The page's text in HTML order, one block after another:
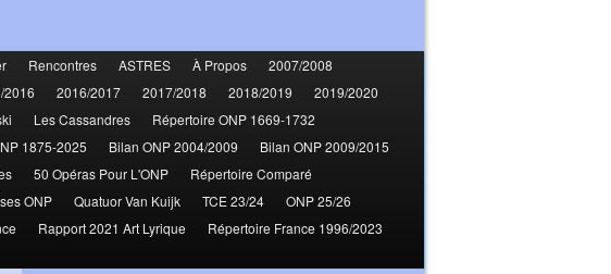
Rencontres ASTRES À Propos
2007/2008
2016 2016/2017 2017/2018 2018/2019
2019/2020
Les Cassandres
Répertoire ONP 1669-1732
1875-2025 Bilan ONP 2004/2009
Bilan ONP 2009/2015
50 Opéras Pour L'ONP
Répertoire Comparé
ONP Quatuor Van Kuijk TCE 23/24
ONP 25/26
Rapport 2021 Art Lyrique
Répertoire France 1996/2023